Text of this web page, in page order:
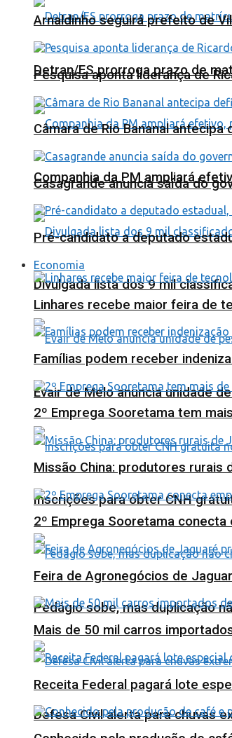
Detran/ES prorroga prazo de
Companhia da PM ampliará
Divulgada lista dos 9 mil
Evair de Melo anuncia unidade
Inscrições para obter CNH
Pedágio sobe, mas duplicação
Defesa Civil alerta para chuvas
Arnaldinho seguirá prefeito de
Pesquisa aponta liderança de
Câmara de Rio Bananal
Casagrande anuncia saída do
Pré-candidato a deputado
Economia
Linhares recebe maior feira de
Famílias podem receber
2º Emprega Sooretama tem
Missão China: produtores rurais
2º Emprega Sooretama
Feira de Agronegócios de
Mais de 50 mil carros
Receita Federal pagará lote